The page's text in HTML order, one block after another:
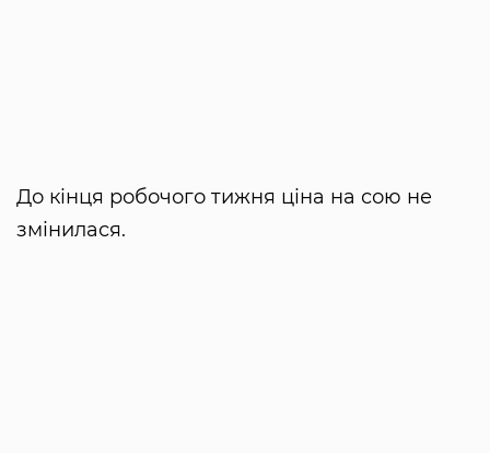
До кінця робочого тижня ціна на сою не
змінилася.